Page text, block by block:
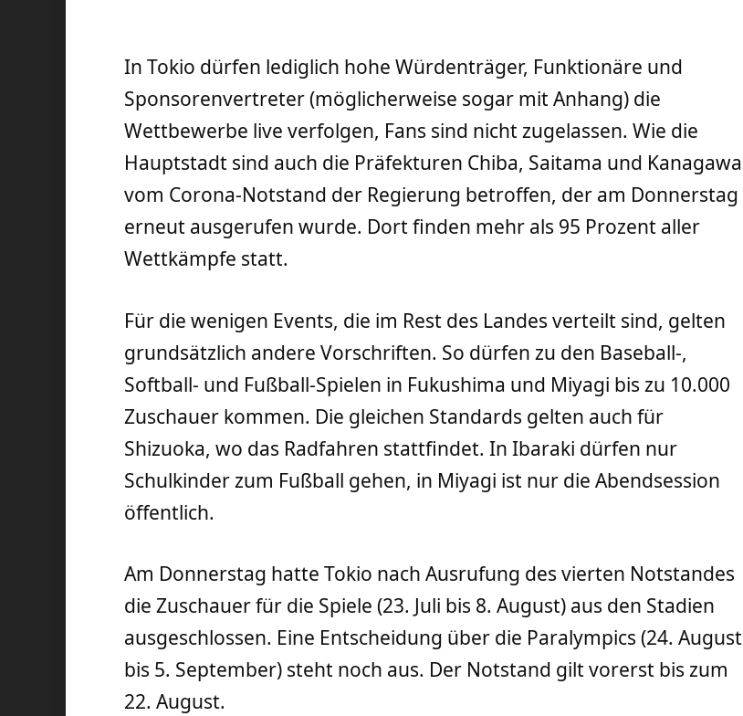
In Tokio dürfen lediglich hohe Würdenträger, Funktionäre und
Sponsorenvertreter (möglicherweise sogar mit Anhang) die
Wettbewerbe live verfolgen, Fans sind nicht zugelassen. Wie die
Hauptstadt sind auch die Präfekturen Chiba, Saitama und Kanagawa
vom Corona-Notstand der Regierung betroffen, der am Donnerstag
erneut ausgerufen wurde. Dort finden mehr als 95 Prozent aller
Wettkämpfe statt.
Für die wenigen Events, die im Rest des Landes verteilt sind, gelten
grundsätzlich andere Vorschriften. So dürfen zu den Baseball-,
Softball- und Fußball-Spielen in Fukushima und Miyagi bis zu 10.000
Zuschauer kommen. Die gleichen Standards gelten auch für
Shizuoka, wo das Radfahren stattfindet. In Ibaraki dürfen nur
Schulkinder zum Fußball gehen, in Miyagi ist nur die Abendsession
öffentlich.
Am Donnerstag hatte Tokio nach Ausrufung des vierten Notstandes
die Zuschauer für die Spiele (23. Juli bis 8. August) aus den Stadien
ausgeschlossen. Eine Entscheidung über die Paralympics (24. August
bis 5. September) steht noch aus. Der Notstand gilt vorerst bis zum
22. August.